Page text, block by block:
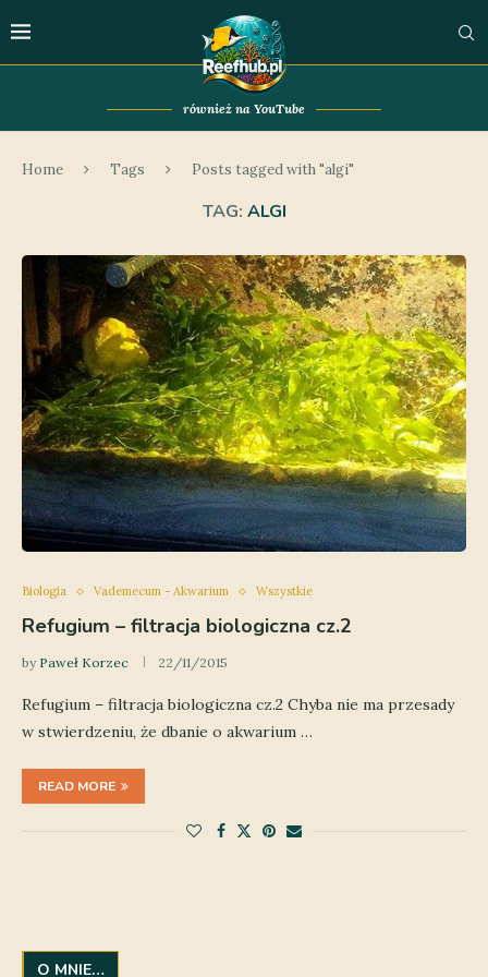
również na YouTube
Home Tags Posts tagged with "algi"
TAG: ALGI
Biologia Vademecum - Akwarium Wszystkie
Refugium – filtracja biologiczna cz.2
by Paweł Korzec 22/11/2015
Refugium – filtracja biologiczna cz.2 Chyba nie ma przesady
w stwierdzeniu, że dbanie o akwarium …
READ MORE
O MNIE…